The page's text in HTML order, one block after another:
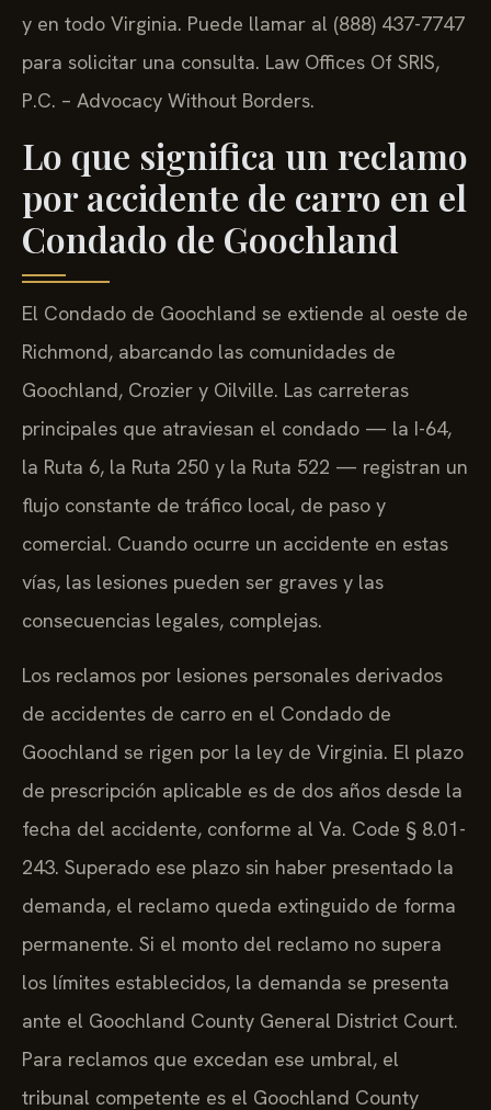
y en todo Virginia. Puede llamar al (888) 437-7747
para solicitar una consulta. Law Offices Of SRIS,
P.C. – Advocacy Without Borders.
Lo que significa un reclamo
por accidente de carro en el
Condado de Goochland
El Condado de Goochland se extiende al oeste de
Richmond, abarcando las comunidades de
Goochland, Crozier y Oilville. Las carreteras
principales que atraviesan el condado — la I-64,
la Ruta 6, la Ruta 250 y la Ruta 522 — registran un
flujo constante de tráfico local, de paso y
comercial. Cuando ocurre un accidente en estas
vías, las lesiones pueden ser graves y las
consecuencias legales, complejas.
Los reclamos por lesiones personales derivados
de accidentes de carro en el Condado de
Goochland se rigen por la ley de Virginia. El plazo
de prescripción aplicable es de dos años desde la
fecha del accidente, conforme al Va. Code § 8.01-
243. Superado ese plazo sin haber presentado la
demanda, el reclamo queda extinguido de forma
permanente. Si el monto del reclamo no supera
los límites establecidos, la demanda se presenta
ante el Goochland County General District Court.
Para reclamos que excedan ese umbral, el
tribunal competente es el Goochland County